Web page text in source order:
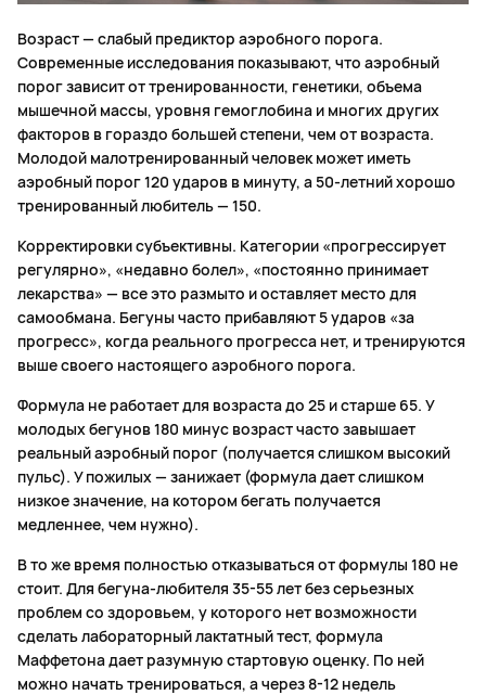
Возраст — слабый предиктор аэробного порога.
Современные исследования показывают, что аэробный
порог зависит от тренированности, генетики, объема
мышечной массы, уровня гемоглобина и многих других
факторов в гораздо большей степени, чем от возраста.
Молодой малотренированный человек может иметь
аэробный порог 120 ударов в минуту, а 50-летний хорошо
тренированный любитель — 150.
Корректировки субъективны. Категории «прогрессирует
регулярно», «недавно болел», «постоянно принимает
лекарства» — все это размыто и оставляет место для
самообмана. Бегуны часто прибавляют 5 ударов «за
прогресс», когда реального прогресса нет, и тренируются
выше своего настоящего аэробного порога.
Формула не работает для возраста до 25 и старше 65. У
молодых бегунов 180 минус возраст часто завышает
реальный аэробный порог (получается слишком высокий
пульс). У пожилых — занижает (формула дает слишком
низкое значение, на котором бегать получается
медленнее, чем нужно).
В то же время полностью отказываться от формулы 180 не
стоит. Для бегуна-любителя 35-55 лет без серьезных
проблем со здоровьем, у которого нет возможности
сделать лабораторный лактатный тест, формула
Маффетона дает разумную стартовую оценку. По ней
можно начать тренироваться, а через 8-12 недель